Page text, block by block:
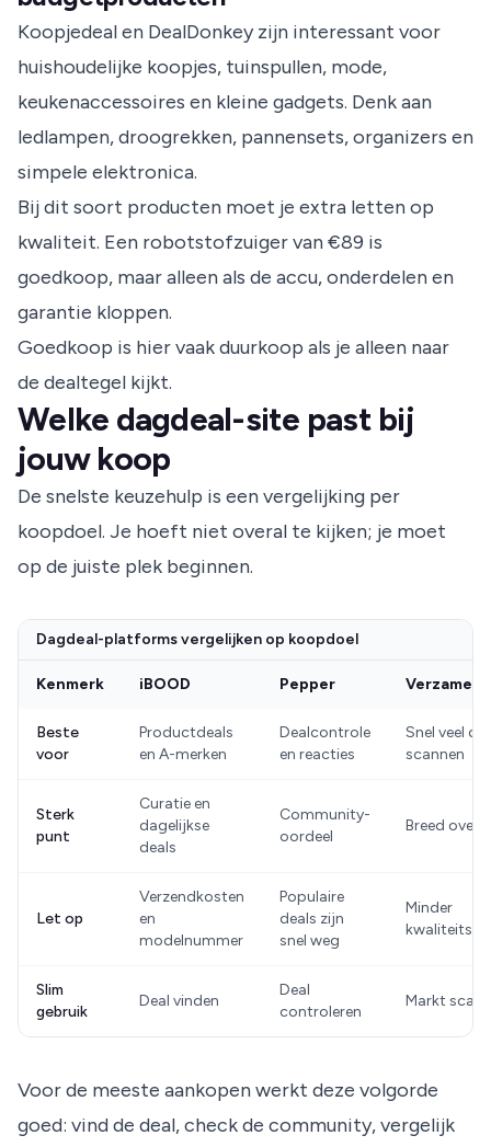
Koopjedeal en DealDonkey zijn interessant voor
huishoudelijke koopjes, tuinspullen, mode,
keukenaccessoires en kleine gadgets. Denk aan
ledlampen, droogrekken, pannensets, organizers en
simpele elektronica.
Bij dit soort producten moet je extra letten op
kwaliteit. Een robotstofzuiger van €89 is
goedkoop, maar alleen als de accu, onderdelen en
garantie kloppen.
Goedkoop is hier vaak duurkoop als je alleen naar
de dealtegel kijkt.
Welke dagdeal-site past bij
jouw koop
De snelste keuzehulp is een vergelijking per
koopdoel. Je hoeft niet overal te kijken; je moet
op de juiste plek beginnen.
Dagdeal-platforms vergelijken op koopdoel
Kenmerk iBOOD Pepper
Beste
voor
Productdeals
en A-merken
Dealcontrole
en reacties
Snel veel
scannen
Sterk
punt
Curatie en
dagelijkse
deals
Community-
oordeel
Breed
Let op
Verzendkosten
en
modelnummer
Populaire
deals zijn
snel weg
Minder
Slim
gebruik
Deal vinden
Deal
controleren
Markt
Voor de meeste aankopen werkt deze volgorde
goed: vind de deal, check de community, vergelijk